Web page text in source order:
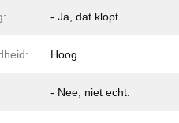
- Ja, dat klopt.
Hoog
- Nee, niet echt.